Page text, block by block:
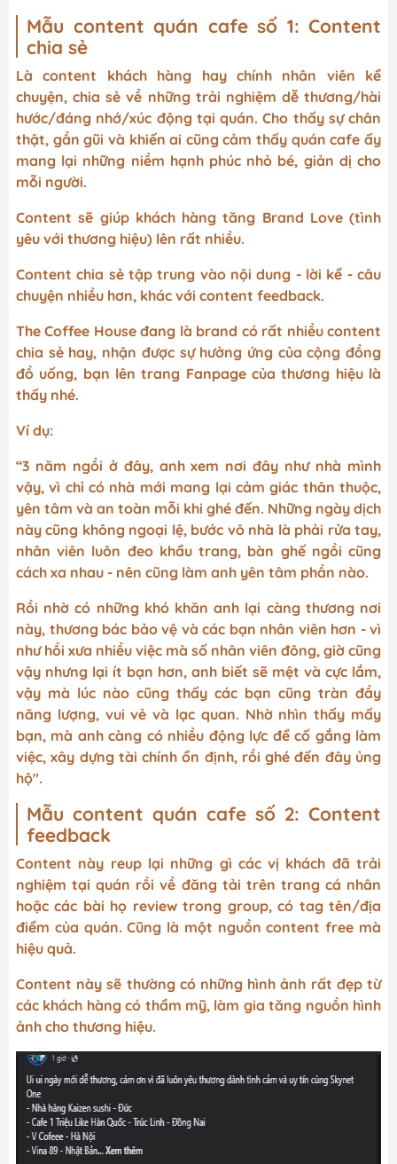
Mẫu content quán cafe số 1: Content
chia sẻ
Là content khách hàng hay chính nhân viên kể
chuyện, chia sẻ về những trải nghiệm dễ thương/hài
hước/đáng nhớ/xúc động tại quán. Cho thấy sự chân
thật, gần gũi và khiến ai cũng cảm thấy quán cafe ấy
mang lại những niềm hạnh phúc nhỏ bé, giản dị cho
mỗi người.
Content sẽ giúp khách hàng tăng Brand Love (tình
yêu với thương hiệu) lên rất nhiều.
Content chia sẻ tập trung vào nội dung - lời kể - câu
chuyện nhiều hơn, khác với content feedback.
The Coffee House đang là brand có rất nhiều content
chia sẻ hay, nhận được sự hưởng ứng của cộng đồng
đồ uống, bạn lên trang Fanpage của thương hiệu là
thấy nhé.
Ví dụ:
“3 năm ngồi ở đây, anh xem nơi đây như nhà mình
vậy, vì chỉ có nhà mới mang lại cảm giác thân thuộc,
yên tâm và an toàn mỗi khi ghé đến. Những ngày dịch
này cũng không ngoại lệ, bước vô nhà là phải rửa tay,
nhân viên luôn đeo khẩu trang, bàn ghế ngồi cũng
cách xa nhau - nên cũng làm anh yên tâm phần nào.
Rồi nhờ có những khó khăn anh lại càng thương nơi
này, thương bác bảo vệ và các bạn nhân viên hơn - vì
như hồi xưa nhiều việc mà số nhân viên đông, giờ cũng
vậy nhưng lại ít bạn hơn, anh biết sẽ mệt và cực lắm,
vậy mà lúc nào cũng thấy các bạn cũng tràn đầy
năng lượng, vui vẻ và lạc quan. Nhờ nhìn thấy mấy
bạn, mà anh càng có nhiều động lực để cố gắng làm
việc, xây dựng tài chính ổn định, rồi ghé đến đây ủng
hộ".
Mẫu content quán cafe số 2: Content
feedback
Content này reup lại những gì các vị khách đã trải
nghiệm tại quán rồi về đăng tải trên trang cá nhân
hoặc các bài họ review trong group, có tag tên/địa
điểm của quán. Cũng là một nguồn content free mà
hiệu quả.
Content này sẽ thường có những hình ảnh rất đẹp từ
các khách hàng có thẩm mỹ, làm gia tăng nguồn hình
ảnh cho thương hiệu.